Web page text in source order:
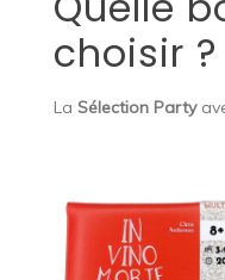
choisir ?
La Sélection Party